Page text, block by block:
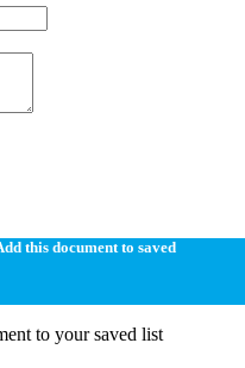
this document to saved
to your saved list